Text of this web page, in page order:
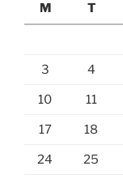
M
T
3 4
10 11
17 18
24 25